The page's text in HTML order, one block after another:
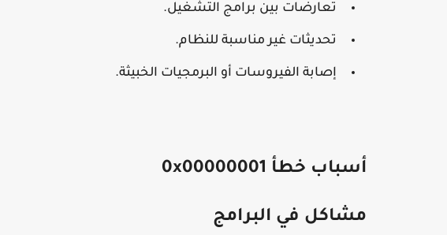
تعارضات بين برامج التشغيل.
تحديثات غير مناسبة للنظام.
إصابة الفيروسات أو البرمجيات الخبيثة.
أسباب خطأ 0x00000001
مشاكل في البرامج